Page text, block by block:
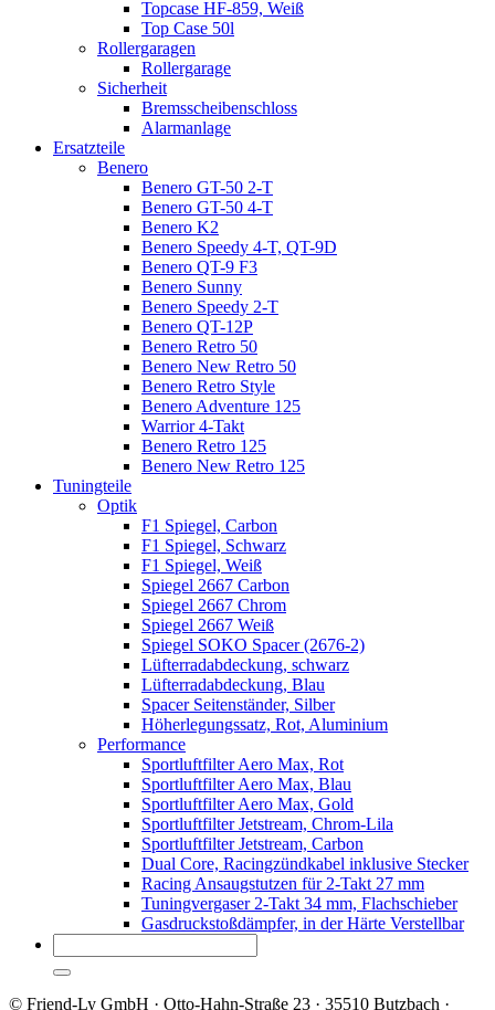
Topcase HF-859, Weiß
Top Case 50l
Rollergaragen
Rollergarage
Sicherheit
Bremsscheibenschloss
Alarmanlage
Ersatzteile
Benero
Benero GT-50 2-T
Benero GT-50 4-T
Benero K2
Benero Speedy 4-T, QT-9D
Benero QT-9 F3
Benero Sunny
Benero Speedy 2-T
Benero QT-12P
Benero Retro 50
Benero New Retro 50
Benero Retro Style
Benero Adventure 125
Warrior 4-Takt
Benero Retro 125
Benero New Retro 125
Tuningteile
Optik
F1 Spiegel, Carbon
F1 Spiegel, Schwarz
F1 Spiegel, Weiß
Spiegel 2667 Carbon
Spiegel 2667 Chrom
Spiegel 2667 Weiß
Spiegel SOKO Spacer (2676-2)
Lüfterradabdeckung, schwarz
Lüfterradabdeckung, Blau
Spacer Seitenständer, Silber
Höherlegungssatz, Rot, Aluminium
Performance
Sportluftfilter Aero Max, Rot
Sportluftfilter Aero Max, Blau
Sportluftfilter Aero Max, Gold
Sportluftfilter Jetstream, Chrom-Lila
Sportluftfilter Jetstream, Carbon
Dual Core, Racingzündkabel inklusive Stecker
Racing Ansaugstutzen für 2-Takt 27 mm
Tuningvergaser 2-Takt 34 mm, Flachschieber
Gasdruckstoßdämpfer, in der Härte Verstellbar
© Friend-Ly GmbH · Otto-Hahn-Straße 23 · 35510 Butzbach ·